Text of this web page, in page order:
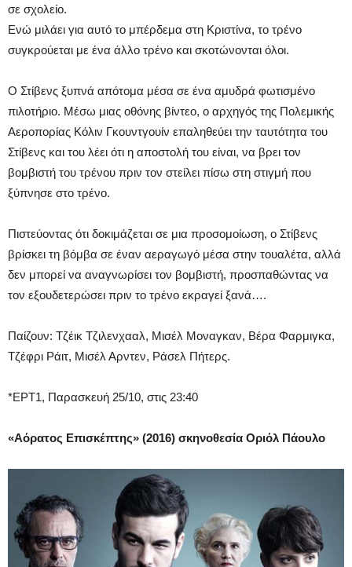
σε σχολείο.
Ενώ μιλάει για αυτό το μπέρδεμα στη Κριστίνα, το τρένο
συγκρούεται με ένα άλλο τρένο και σκοτώνονται όλοι.
Ο Στίβενς ξυπνά απότομα μέσα σε ένα αμυδρά φωτισμένο
πιλοτήριο. Μέσω μιας οθόνης βίντεο, ο αρχηγός της Πολεμικής
Αεροπορίας Κόλιν Γκουντγουίν επαληθεύει την ταυτότητα του
Στίβενς και του λέει ότι η αποστολή του είναι, να βρει τον
βομβιστή του τρένου πριν τον στείλει πίσω στη στιγμή που
ξύπνησε στο τρένο.
Πιστεύοντας ότι δοκιμάζεται σε μια προσομοίωση, ο Στίβενς
βρίσκει τη βόμβα σε έναν αεραγωγό μέσα στην τουαλέτα, αλλά
δεν μπορεί να αναγνωρίσει τον βομβιστή, προσπαθώντας να
τον εξουδετερώσει πριν το τρένο εκραγεί ξανά….
Παίζουν: Τζέικ Τζιλενχααλ, Μισέλ Μοναγκαν, Βέρα Φαρμιγκα,
Τζέφρι Ράιτ, Μισέλ Αρντεν, Ράσελ Πήτερς.
*ΕΡΤ1, Παρασκευή 25/10, στις 23:40
«Αόρατος Επισκέπτης» (2016) σκηνοθεσία Οριόλ Πάουλο